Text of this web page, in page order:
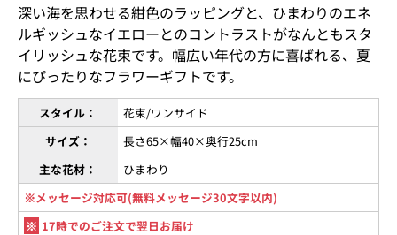
深い海を思わせる紺色のラッピングと、ひまわりのエネ
ルギッシュなイエローとのコントラストがなんともスタ
イリッシュな花束です。幅広い年代の方に喜ばれる、夏
にぴったりなフラワーギフトです。
スタイル：
花束/ワンサイド
サイズ：
長さ65×幅40×奥行25cm
主な花材：
ひまわり
※メッセージ対応可(無料メッセージ30文字以内)
※ 17時でのご注文で翌日お届け